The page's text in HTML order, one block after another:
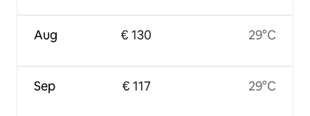
Aug
Sep
€ 130
€ 117
29°C
29°C